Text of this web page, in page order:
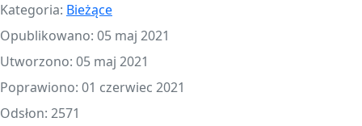
Kategoria: Bieżące
Opublikowano: 05 maj 2021
Utworzono: 05 maj 2021
Poprawiono: 01 czerwiec 2021
Odsłon: 2571